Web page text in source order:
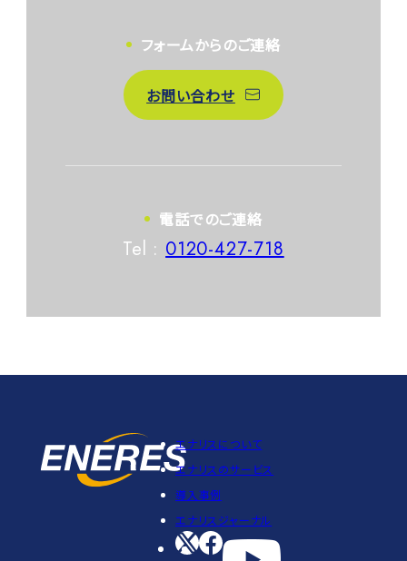
フォームからのご連絡
お問い合わせ
電話でのご連絡
Tel :0120-427-718
エナリスについて
エナリスのサービス
導入事例
エナリスジャーナル